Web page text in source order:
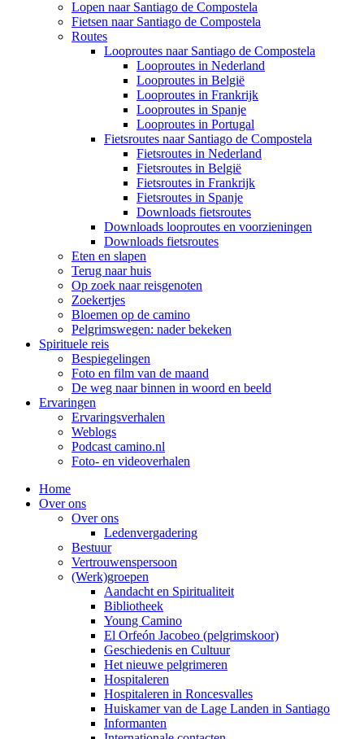
Lopen naar Santiago de Compostela
Fietsen naar Santiago de Compostela
Routes
Looproutes naar Santiago de Compostela
Looproutes in Nederland
Looproutes in België
Looproutes in Frankrijk
Looproutes in Spanje
Looproutes in Portugal
Fietsroutes naar Santiago de Compostela
Fietsroutes in Nederland
Fietsroutes in België
Fietsroutes in Frankrijk
Fietsroutes in Spanje
Downloads fietsroutes
Downloads looproutes en voorzieningen
Downloads fietsroutes
Eten en slapen
Terug naar huis
Op zoek naar reisgenoten
Zoekertjes
Bloemen op de camino
Pelgrimswegen: nader bekeken
Spirituele reis
Bespiegelingen
Foto en film van de maand
De weg naar binnen in woord en beeld
Ervaringen
Ervaringsverhalen
Weblogs
Podcast camino.nl
Foto- en videoverhalen
Home
Over ons
Over ons
Ledenvergadering
Bestuur
Vertrouwenspersoon
(Werk)groepen
Aandacht en Spiritualiteit
Bibliotheek
Young Camino
El Orfeón Jacobeo (pelgrimskoor)
Geschiedenis en Cultuur
Het nieuwe pelgrimeren
Hospitaleren
Hospitaleren in Roncesvalles
Huiskamer van de Lage Landen in Santiago
Informanten